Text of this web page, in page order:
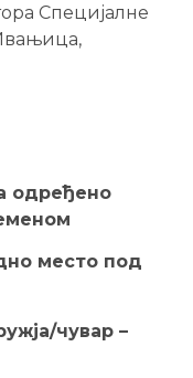
Специјалне
одређено
место под
чувар –